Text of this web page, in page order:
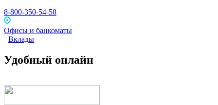
8-800-350-54-58
Офисы и банкоматы
Вклады
Удобный онлайн